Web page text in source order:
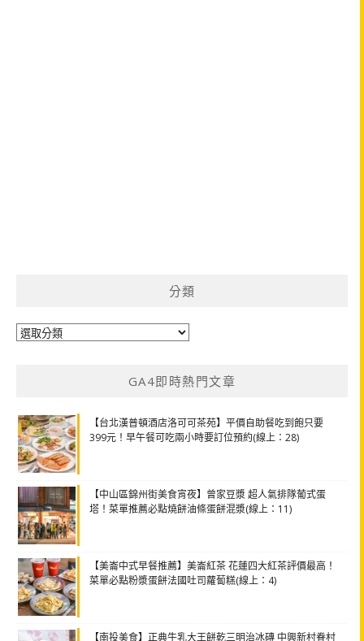
分類
分
GA4即時熱門文章
【台北漢普頓酒店洛可可茶苑】平價自助餐吃到飽只要
399元！早午餐可吃兩小時要訂位預約(線上：28)
【中山區錦州街美食宵夜】曾家豆漿 超人氣排隊葡式蛋
塔！菜單推薦必點燒餅油條蛋餅混漿(線上：11)
【美崙中式早餐推薦】美崙紅茶 花蓮四大紅茶評價最高！
菜單必點粉漿蛋餅法國吐司蘿蔔糕(線上：4)
【南投美食】正典牛乳大王餅乾三明治冰磚 中興新村眷村